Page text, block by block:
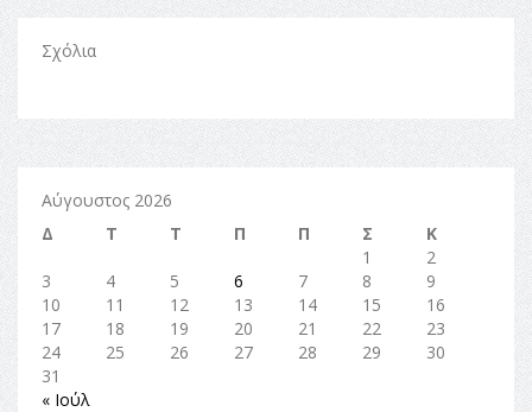
Σχόλια
Αύγουστος 2026
Δ
Τ Τ Π Π Σ
Κ
1
2
3
4 5 6 7 8
9
10
11 12 13 14 15
16
17
18 19 20 21 22
23
24
25 26 27 28 29
30
31
« Ιούλ